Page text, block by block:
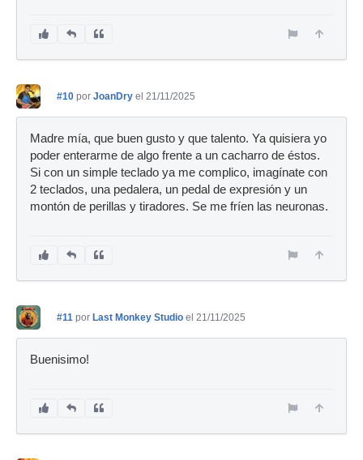
#10 por JoanDry el 21/11/2025
Madre mía, que buen gusto y que talento. Ya quisiera yo
poder enterarme de algo frente a un cacharro de éstos.
Si con un simple teclado ya me complico, imagínate con
2 teclados, una pedalera, un pedal de expresión y un
montón de perillas y tiradores. Se me fríen las neuronas.
#11 por Last Monkey Studio el 21/11/2025
Buenisimo!